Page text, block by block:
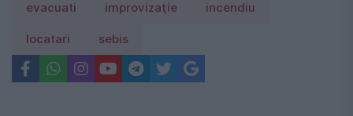
evacuati improvizaţie incendiu
locatari sebis